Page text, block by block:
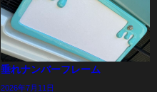
垂れナンバーフレーム
2026年7月11日